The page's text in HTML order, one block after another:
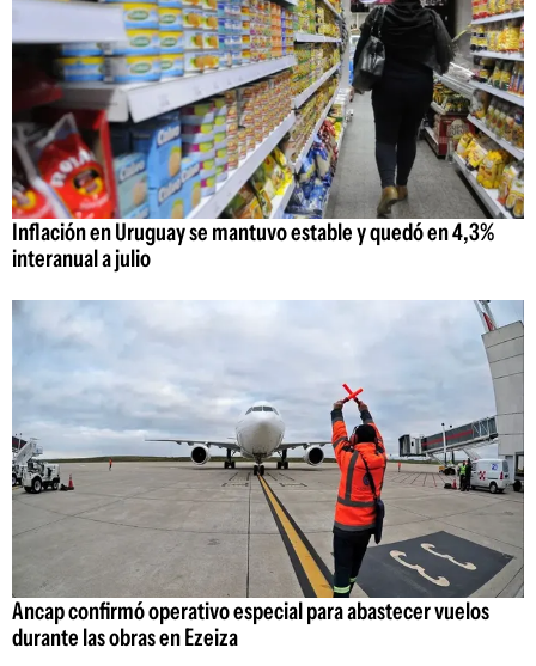
Inflación en Uruguay se mantuvo estable y quedó en 4,3%
interanual a julio
Ancap confirmó operativo especial para abastecer vuelos
durante las obras en Ezeiza